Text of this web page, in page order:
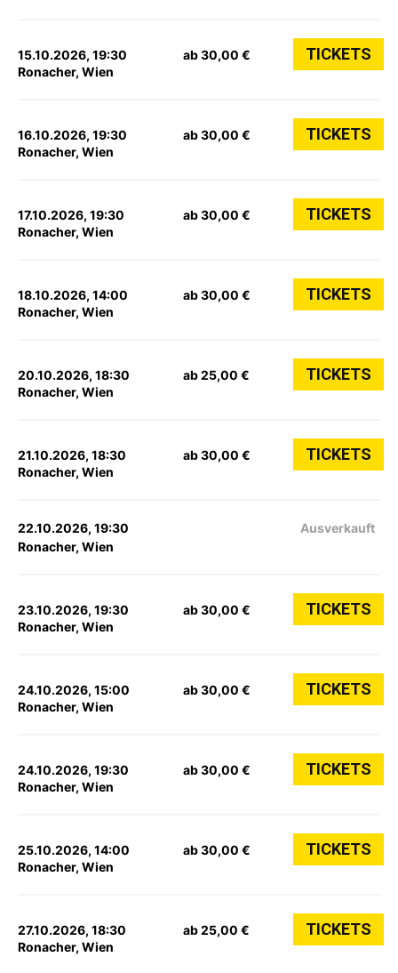
15.10.2026, 19:30
Ronacher, Wien
ab 30,00 € TICKETS
16.10.2026, 19:30
Ronacher, Wien
ab 30,00 € TICKETS
17.10.2026, 19:30
Ronacher, Wien
ab 30,00 € TICKETS
18.10.2026, 14:00
Ronacher, Wien
ab 30,00 € TICKETS
20.10.2026, 18:30
Ronacher, Wien
ab 25,00 € TICKETS
21.10.2026, 18:30
Ronacher, Wien
ab 30,00 € TICKETS
22.10.2026, 19:30
Ronacher, Wien
Ausverkauft
23.10.2026, 19:30
Ronacher, Wien
ab 30,00 € TICKETS
24.10.2026, 15:00
Ronacher, Wien
ab 30,00 € TICKETS
24.10.2026, 19:30
Ronacher, Wien
ab 30,00 € TICKETS
25.10.2026, 14:00
Ronacher, Wien
ab 30,00 € TICKETS
27.10.2026, 18:30
Ronacher, Wien
ab 25,00 € TICKETS